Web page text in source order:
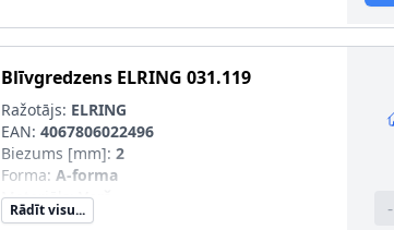
Blīvgredzens ELRING 031.119
Ražotājs: ELRING
EAN: 4067806022496
Biezums [mm]: 2
Forma: A-forma
Materiāls:Varš
Iekšējais diametrs [mm]
Rādīt visu... -